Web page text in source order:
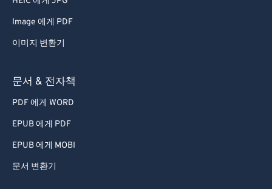
Image 에게 PDF
이미지 변환기
문서 & 전자책
PDF 에게 WORD
EPUB 에게 PDF
EPUB 에게 MOBI
문서 변환기